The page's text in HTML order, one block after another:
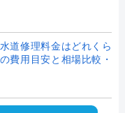
道修理料金はどれくら
費用目安と相場比較・